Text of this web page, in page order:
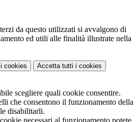
da questo utilizzati si avvalgono di
ed utili alle finalità illustrate nella
i cookies Accetta tutti i cookies
scegliere quali cookie consentire.
che consentono il funzionamento della
disabilitarli.